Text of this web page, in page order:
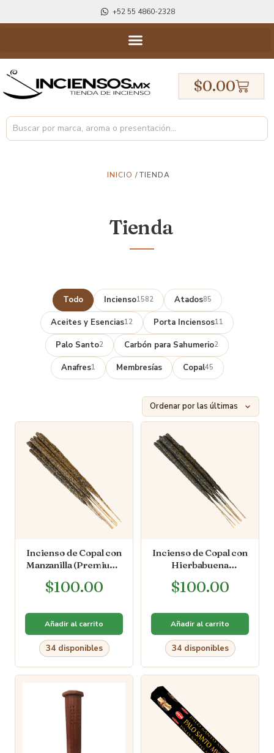
+52 55 4860-2328
$0.00
INICIO / TIENDA
Tienda
Todo Incienso1582 Atados85
Aceites y Esencias12 Porta Inciensos11
Palo Santo2 Carbón para Sahumerio2
Anafres1 Membresías Copal45
Incienso de Copal con
Manzanilla (Premium)
$100.00
Añadir al carrito
34 disponibles
Incienso de Copal con
Hierbabuena
$100.00
Añadir al carrito
34 disponibles